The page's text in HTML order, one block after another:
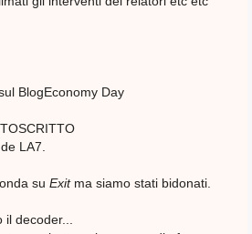
BlogEconomy Day
LA7.
su Exitma siamo stati bidonati.
decoder...